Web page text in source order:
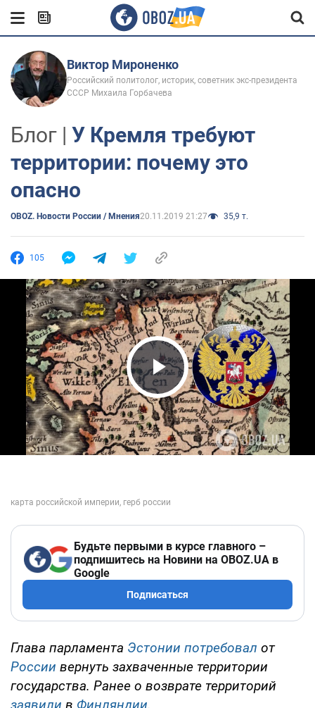
Виктор Мироненко
Российский политолог, историк, советник экс-президента
СССР Михаила Горбачева
Блог | У Кремля требуют
территории: почему это
опасно
OBOZ. Новости России / Мнения20.11.2019 21:27 35,9 т.
105
Play Video
Будьте первыми в курсе главного –
подпишитесь на Новини на OBOZ.UA в
Google
Подписаться
Глава парламента Эстонии потребовал от
России вернуть захваченные территории
государства. Ранее о возврате территорий
заявили в Финляндии.